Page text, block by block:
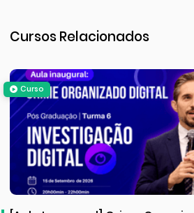
Cursos Relacionados
Curso